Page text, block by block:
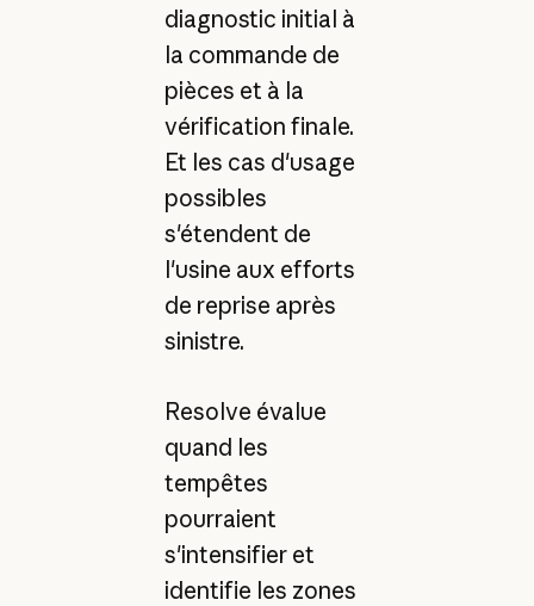
diagnostic initial à
la commande de
pièces et à la
vérification finale.
Et les cas d'usage
possibles
s'étendent de
l'usine aux efforts
de reprise après
sinistre.
Resolve évalue
quand les
tempêtes
pourraient
s'intensifier et
identifie les zones